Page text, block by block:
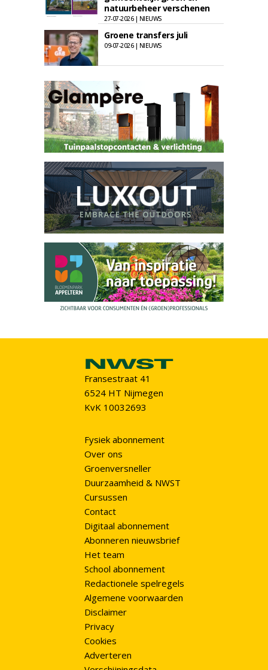
natuurbeheer verschenen
27-07-2026 | NIEUWS
Groene transfers juli
09-07-2026 | NIEUWS
Fransestraat 41
6524 HT Nijmegen
KvK 10032693
Fysiek abonnement
Over ons
Groenversneller
Duurzaamheid & NWST
Cursussen
Contact
Digitaal abonnement
Abonneren nieuwsbrief
Het team
School abonnement
Redactionele spelregels
Algemene voorwaarden
Disclaimer
Privacy
Cookies
Adverteren